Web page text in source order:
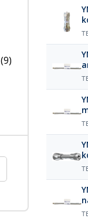
(9)